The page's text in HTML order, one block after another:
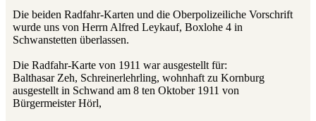
Die beiden Radfahr-Karten und die Oberpolizeiliche Vorschrift
wurde uns von Herrn Alfred Leykauf, Boxlohe 4 in
Schwanstetten überlassen.
Die Radfahr-Karte von 1911 war ausgestellt für:
Balthasar Zeh, Schreinerlehrling, wohnhaft zu Kornburg
ausgestellt in Schwand am 8 ten Oktober 1911 von
Bürgermeister Hörl,